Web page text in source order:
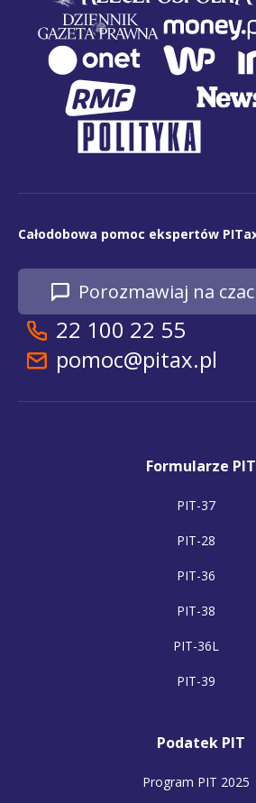
Całodobowa pomoc ekspertów
Porozmawiaj na
22 100 22 55
pomoc@pitax.pl
Formularze PIT
PIT-37
PIT-28
PIT-36
PIT-38
PIT-36L
PIT-39
Podatek PIT
Program PIT 2025